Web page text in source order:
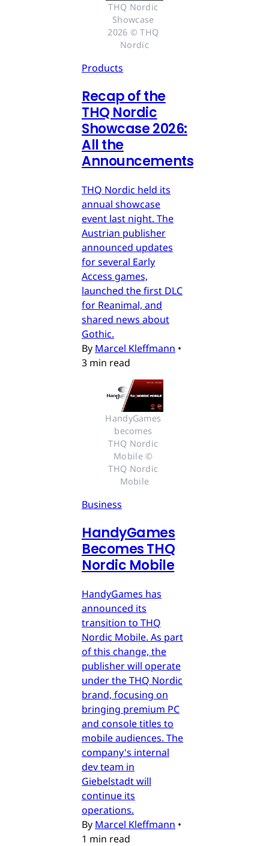
THQ Nordic
Showcase
2026 © THQ
Nordic
Products
Recap of the
THQ Nordic
Showcase 2026:
All the
Announcements
THQ Nordic held its
annual showcase
event last night. The
Austrian publisher
announced updates
for several Early
Access games,
launched the first DLC
for Reanimal, and
shared news about
Gothic.
By Marcel Kleffmann •
3 min read
HandyGames
becomes
THQ Nordic
Mobile ©
THQ Nordic
Mobile
Business
HandyGames
Becomes THQ
Nordic Mobile
HandyGames has
announced its
transition to THQ
Nordic Mobile. As part
of this change, the
publisher will operate
under the THQ Nordic
brand, focusing on
bringing premium PC
and console titles to
mobile audiences. The
company's internal
dev team in
Giebelstadt will
continue its
operations.
By Marcel Kleffmann •
1 min read